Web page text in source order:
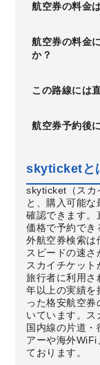
航空券の料金
航空券の料金
か？
この路線には
航空券予約後
skyticketと
skyticket（スカ
と、購入可能な
確認できます。
価格で予約でき
外航空券検索は
スピードの速さ
スカイチケッ
旅行者に利用さ
年以上の実績を
った格安航空
いています。ス
国内線の片道
アーや海外WiFi
ております。